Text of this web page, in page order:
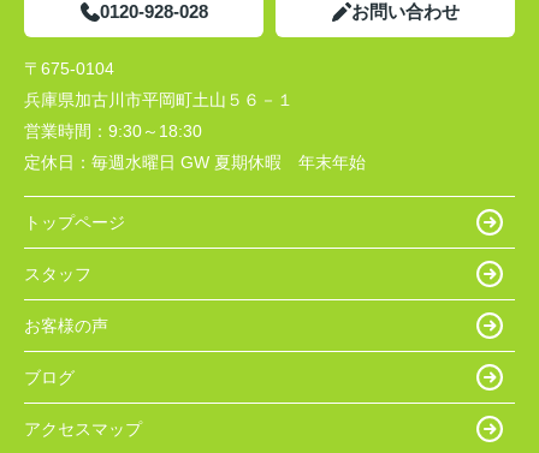
0120-928-028 お問い合わせ
〒675-0104
兵庫県加古川市平岡町土山５６－１
営業時間： 9:30～18:30
定休日： 毎週水曜日 GW 夏期休暇 年末年始
トップページ
スタッフ
お客様の声
ブログ
アクセスマップ